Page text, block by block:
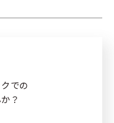
での
？